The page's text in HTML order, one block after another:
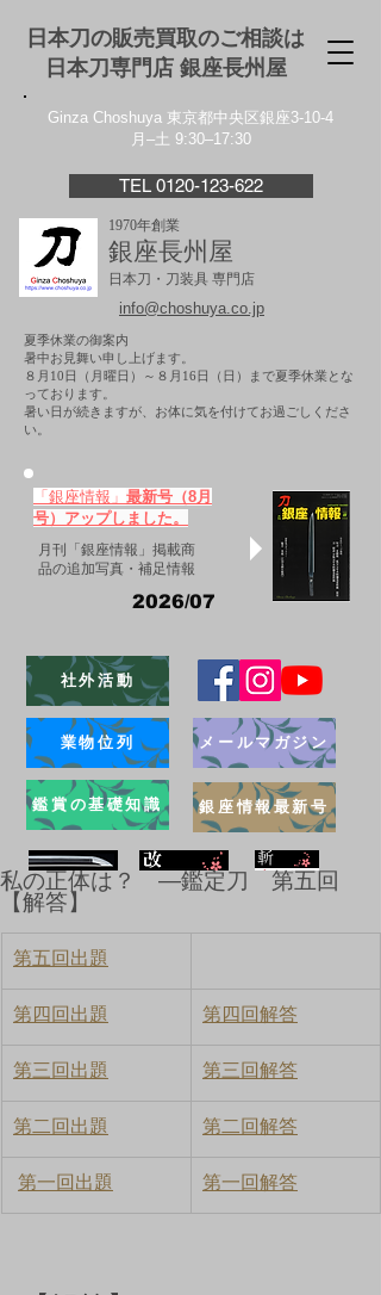
日本刀の販売買取のご相談は
日本刀専門店 銀座⻑州屋
Ginza Choshuya 東京都中央区銀座3-10-4
月–土 9:30–17:30
TEL 0120-123-622
1970年創業
銀座長州屋
日本刀・刀装具 専門店
info@choshuya.co.jp
夏季休業の御案内
暑中お見舞い申し上げます。
８月10日（月曜日）～８月16日（日）まで夏季休業とな
っております。
​暑い日が続きますが、お体に気を付けてお過ごしくださ
い。
「銀座情報」 最新号（8月
号）アップしました。
月刊「銀座情報」掲載商
品の追加写真・補足情報
2026/07
社外活動
業物位列
鑑賞の基礎知識
メールマガジン
銀座情報最新号
私の正体は？ ―鑑定刀 第五回
【解答】
第五回出題
第四回出題 第四回解答
第三回出題 第三回解答
第二回出題 第二回解答
第一回出題 第一回解答